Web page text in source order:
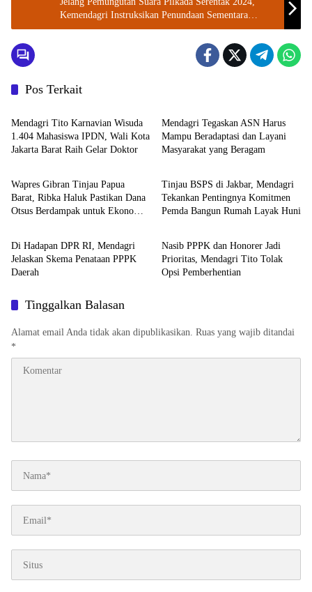
Kemendagri Instruksikan Penundaan Sementara
Distribusi Bansos
Pos Terkait
Kemendagri
Mendagri Tito Karnavian Wisuda
1.404 Mahasiswa IPDN, Wali Kota
Jakarta Barat Raih Gelar Doktor
Mendagri Tegaskan ASN Harus
Mampu Beradaptasi dan Layani
Masyarakat yang Beragam
Kemendagri
Wapres Gibran Tinjau Papua
Barat, Ribka Haluk Pastikan Dana
Otsus Berdampak untuk Ekonomi
Kemendagri
Tinjau BSPS di Jakbar, Mendagri
Tekankan Pentingnya Komitmen
Pemda Bangun Rumah Layak Huni
DPR RI
Di Hadapan DPR RI, Mendagri
Jelaskan Skema Penataan PPPK
Daerah
Kemendagri
Nasib PPPK dan Honorer Jadi
Prioritas, Mendagri Tito Tolak
Opsi Pemberhentian
Tinggalkan Balasan
Alamat email Anda tidak akan dipublikasikan. Ruas yang wajib ditandai
*